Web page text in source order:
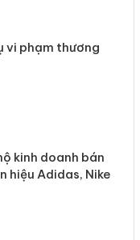
vi phạm thương
kinh doanh bán
hiệu Adidas, Nike